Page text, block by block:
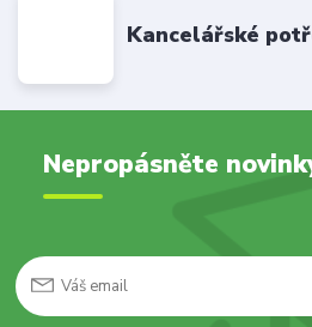
Kancelářské
Nepropásněte